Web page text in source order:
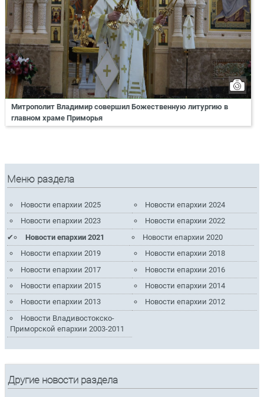
Митрополит Владимир совершил Божественную литургию в
главном храме Приморья
Меню раздела
Новости епархии 2025
Новости епархии 2024
Новости епархии 2023
Новости епархии 2022
Новости епархии 2021
Новости епархии 2020
Новости епархии 2019
Новости епархии 2018
Новости епархии 2017
Новости епархии 2016
Новости епархии 2015
Новости епархии 2014
Новости епархии 2013
Новости епархии 2012
Новости Владивостокско-
Приморской епархии 2003-2011
Другие новости раздела